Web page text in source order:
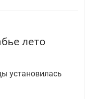
лето
установилась